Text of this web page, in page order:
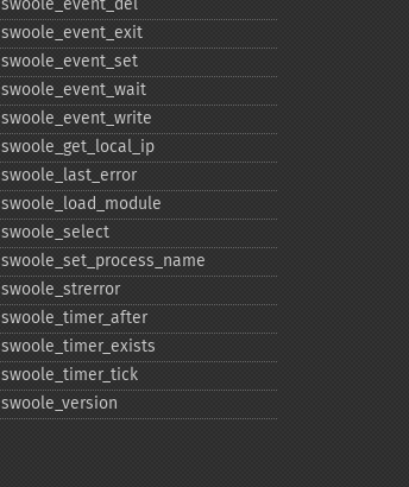
swoole_​event_​del
swoole_​event_​exit
swoole_​event_​set
swoole_​event_​wait
swoole_​event_​write
swoole_​get_​local_​ip
swoole_​last_​error
swoole_​load_​module
swoole_​select
swoole_​set_​process_​name
swoole_​strerror
swoole_​timer_​after
swoole_​timer_​exists
swoole_​timer_​tick
swoole_​version